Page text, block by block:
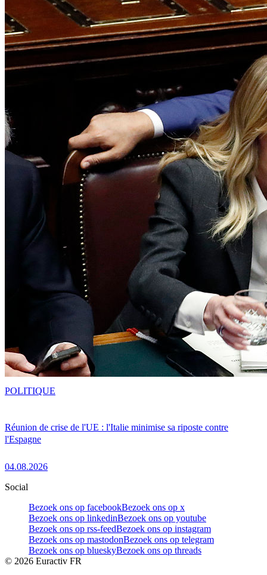
Réunion de crise de l'UE : l'Italie minimise sa riposte contre
l'Espagne
04.08.2026
POLITIQUE
Social
Bezoek ons op facebookBezoek ons op x
Bezoek ons op linkedinBezoek ons op youtube
Bezoek ons op rss-feedBezoek ons op instagram
Bezoek ons op mastodonBezoek ons op telegram
Bezoek ons op blueskyBezoek ons op threads
© 2026 Euractiv FR